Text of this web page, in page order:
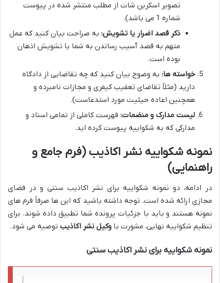
تصویر اسکرین شات از مطلب منتشر شده در پیوست
شماره 1 می باشد).
ذکر قصد اضرار یا تشویش: به صراحت بیان کنید که عمل
متهم به قصد آسیب رساندن به شما یا تشویش اذهان
بوده است.
خواسته ها: به وضوح بیان کنید که چه تقاضایی از دادگاه
دارید (مثلاً تقاضای تعقیب کیفری و مجازات نامبرده و
همچنین اعاده حیثیت مورد استدعاست).
لیست مدارک و منضمات: فهرست کاملی از تمامی اسناد و
مدارکی که به شکواییه پیوست کرده اید.
نمونه شکواییه نشر اکاذیب (فرم جامع و
راهنمایی)
در ادامه، دو نمونه شکواییه برای نشر اکاذیب سنتی و در فضای
مجازی ارائه شده است. توجه داشته باشید که این ها صرفاً فرم های
نمونه هستند و باید با جزئیات پرونده شما تطبیق داده شوند. برای
تنظیم شکواییه نهایی، مشورت با وکیل نشر اکاذیب توصیه می شود.
نمونه شکواییه برای نشر اکاذیب سنتی